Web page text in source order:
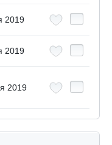
2019
2019
2019